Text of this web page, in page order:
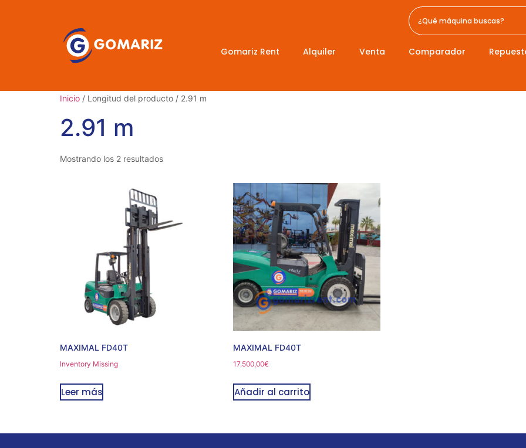
Gomariz Rent Alquiler Venta Comparador
Inicio / Longitud del producto / 2.91 m
2.91 m
Mostrando los 2 resultados
MAXIMAL FD40T
Inventory Missing
Leer más
MAXIMAL FD40T
17.500,00€
Añadir al carrito